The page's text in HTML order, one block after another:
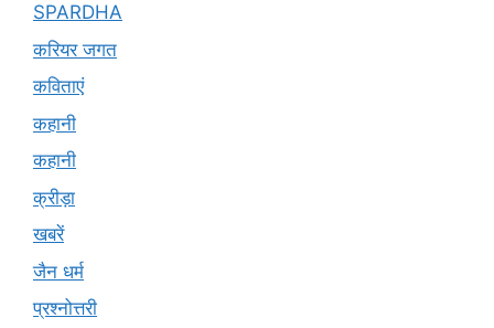
SPARDHA
करियर जगत
कविताएं
कहानी
कहानी
क्रीड़ा
खबरें
जैन धर्म
प्रश्नोत्तरी